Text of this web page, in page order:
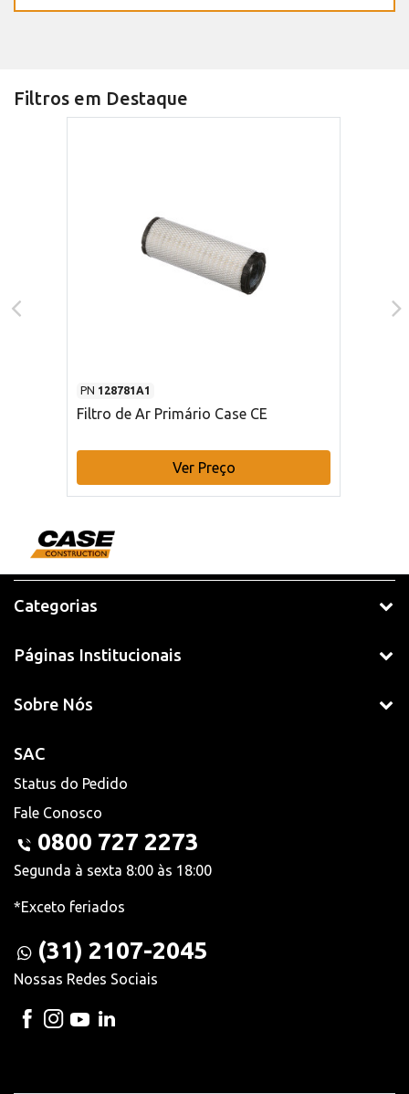
Filtros em Destaque
PN 128781A1
Filtro de Ar Primário Case CE
Ver Preço
Categorias
Páginas Institucionais
Sobre Nós
SAC
Status do Pedido
Fale Conosco
0800 727 2273
Segunda à sexta 8:00 às 18:00
*Exceto feriados
(31) 2107-2045
Nossas Redes Sociais